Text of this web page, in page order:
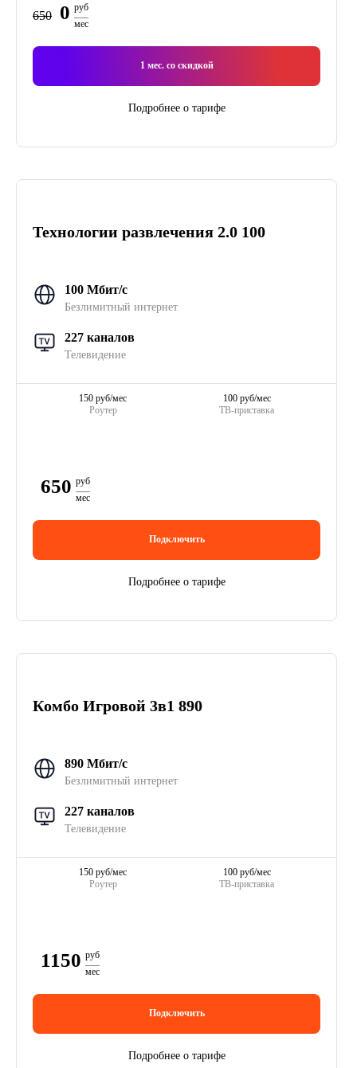
650 0 руб
мес
1мес. со скидкой
Подробнее о тарифе
Технологии развлечения 2.0 100
100 Мбит/с
Безлимитный интернет
227 каналов
Телевидение
Роутер
150 руб/мес
ТВ-приставка
100 руб/мес
650 руб
мес
Подключить
Подробнее о тарифе
Комбо Игровой 3в1 890
890 Мбит/с
Безлимитный интернет
227 каналов
Телевидение
Роутер
150 руб/мес
ТВ-приставка
100 руб/мес
1150 руб
мес
Подключить
Подробнее о тарифе